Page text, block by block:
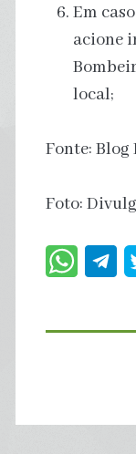
Em
acione
local;
Fonte: Blog
Foto: